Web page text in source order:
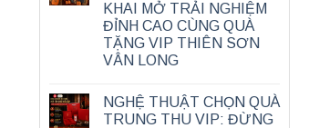
KHAI MỞ TRẢI NGHIỆM
ĐỈNH CAO CÙNG QUÀ
TẶNG VIP THIÊN SƠN
VÂN LONG
NGHỆ THUẬT CHỌN QUÀ
TRUNG THU VIP: ĐỪNG